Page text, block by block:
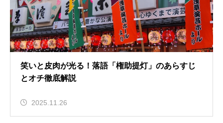
笑いと皮肉が光る！落語「権助提灯」のあらすじ
とオチ徹底解説
2025.11.26